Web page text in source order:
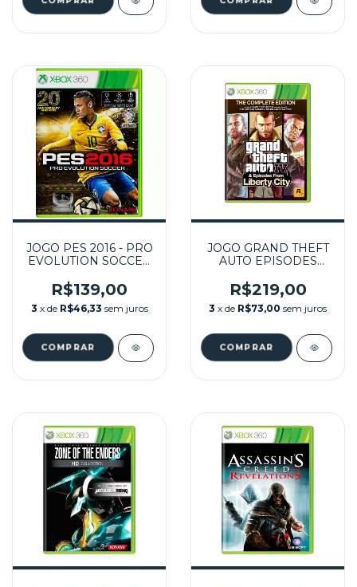
JOGO PES 2016 - PRO
EVOLUTION SOCCER
XBOX 360
R$139,00
3 x de R$46,33 sem juros
JOGO GRAND THEFT
AUTO EPISODES
SEMINOVO - XBOX
360
R$219,00
3 x de R$73,00 sem juros